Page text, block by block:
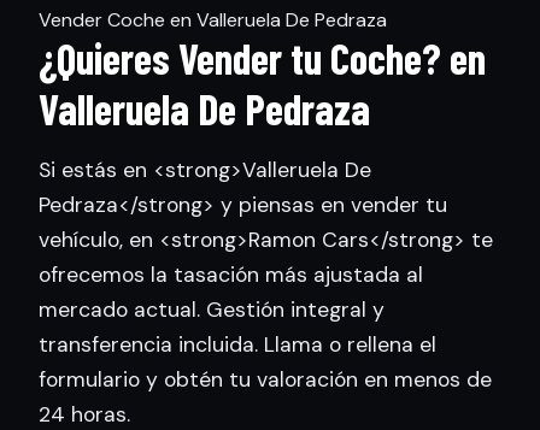
Vender Coche en Valleruela De Pedraza
¿Quieres Vender tu Coche? en
Valleruela De Pedraza
Si estás en <strong>Valleruela De
Pedraza</strong> y piensas en vender tu
vehículo, en <strong>Ramon Cars</strong> te
ofrecemos la tasación más ajustada al
mercado actual. Gestión integral y
transferencia incluida. Llama o rellena el
formulario y obtén tu valoración en menos de
24 horas.